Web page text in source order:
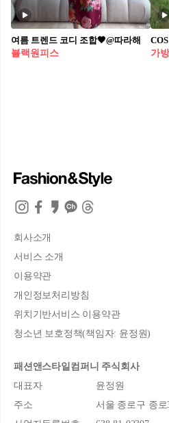
여름 트렌드 코디 조합🖤@따라해
블랙원피스
가방
회사소개
서비스 소개
이용약관
개인정보처리방침
위치기반서비스 이용약관
청소년 보호정책(책임자: 윤정원)
패션앤스타일컴퍼니 주식회사
대표자
윤정원
주소
서울 종로구 종로